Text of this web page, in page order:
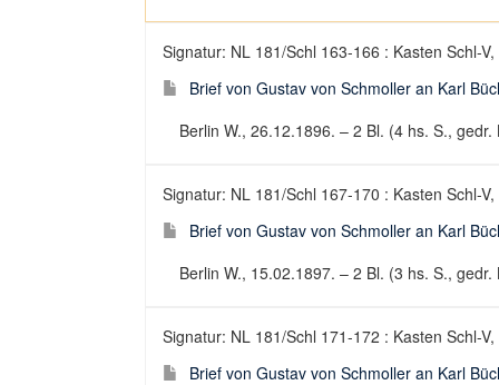
Signatur: NL 181/Schl 163-166 : Kasten Schl-
Brief von Gustav von Schmoller an Karl
Berlin W., 26.12.1896. – 2 Bl. (4 hs. S.,
Signatur: NL 181/Schl 167-170 : Kasten Schl-
Brief von Gustav von Schmoller an Karl
Berlin W., 15.02.1897. – 2 Bl. (3 hs. S.,
Signatur: NL 181/Schl 171-172 : Kasten Schl-
Brief von Gustav von Schmoller an Karl